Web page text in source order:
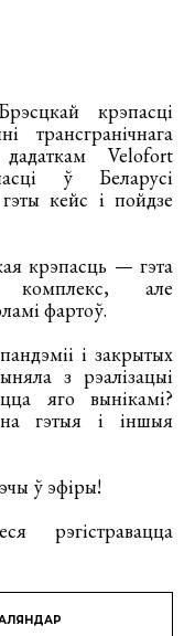
крэпасці
трансгранічнага
Velofort
ў Беларусі
кейс і пойдзе
крэпасць — гэта
але
фартоў.
і закрытых
з рэалізацыі
яго вынікамі?
гэтыя і іншыя
ў эфіры!
рэгістравацца